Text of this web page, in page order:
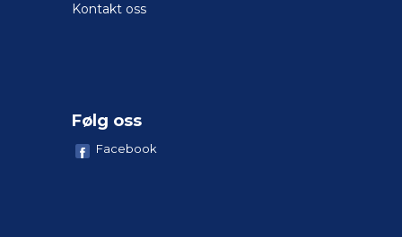
Kontakt oss
Følg oss
Facebook